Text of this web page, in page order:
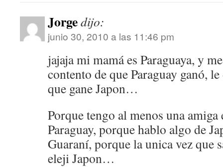
Jorgedijo:
junio 30, 2010 a las 11:46 pm
jajaja mi mamá es Paraguaya, y
contento de que Paraguay ganó,
que gane Japon…
Porque tengo al menos una
Paraguay, porque hablo algo de
Guaraní, porque la unica vez que
eleji Japon…